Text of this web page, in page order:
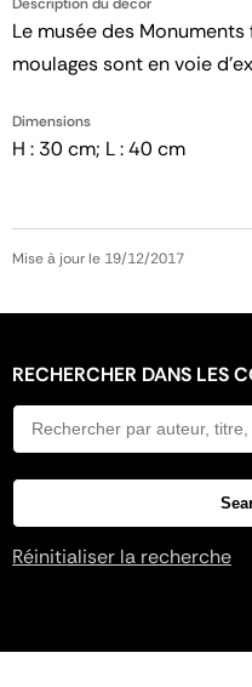
Le musée des
moulages sont en voie
Dimensions
H : 30 cm; L : 40 cm
Mise à jour le 19/12/2017
RECHERCHER DANS LES
Réinitialiser la recherche